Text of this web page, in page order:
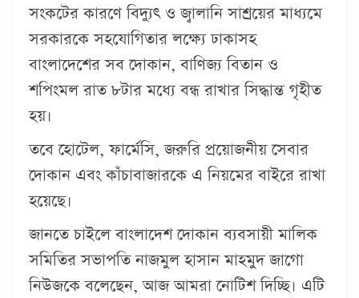
সংকটের কারণে বিদ্যুৎ ও জ্বালানি সাশ্রয়ের মাধ্যমে
সরকারকে সহযোগিতার লক্ষ্যে ঢাকাসহ
বাংলাদেশের সব দোকান, বাণিজ্য বিতান ও
শপিংমল রাত ৮টার মধ্যে বন্ধ রাখার সিদ্ধান্ত গৃহীত
হয়।
তবে হোটেল, ফার্মেসি, জরুরি প্রয়োজনীয় সেবার
দোকান এবং কাঁচাবাজারকে এ নিয়মের বাইরে রাখা
হয়েছে।
জানতে চাইলে বাংলাদেশ দোকান ব্যবসায়ী মালিক
সমিতির সভাপতি নাজমুল হাসান মাহমুদ জাগো
নিউজকে বলেছেন, আজ আমরা নোটিশ দিচ্ছি। এটি